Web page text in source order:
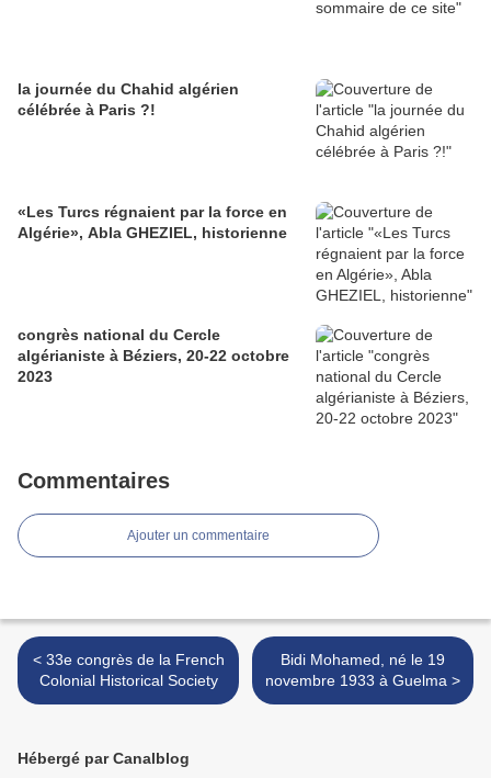
la journée du Chahid algérien
célébrée à Paris ?!
«Les Turcs régnaient par la force en
Algérie», Abla GHEZIEL, historienne
congrès national du Cercle
algérianiste à Béziers, 20-22 octobre
2023
Commentaires
Ajouter un commentaire
< 33e congrès de la French
Colonial Historical Society
Bidi Mohamed, né le 19
novembre 1933 à Guelma >
Hébergé par Canalblog